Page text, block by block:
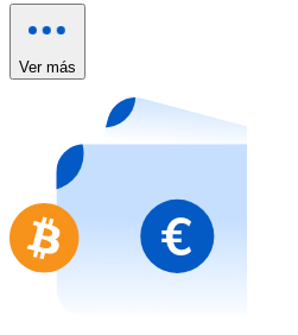
Tienda - Tarjetas regalo
Nuevo
Compra tarjetas regalo de
Ir a la tienda de tarjetas
Ver más